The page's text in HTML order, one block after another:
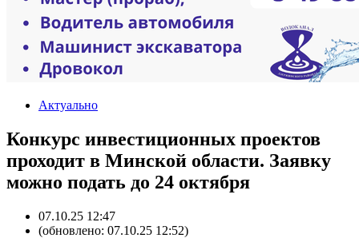
Актуально
Конкурс инвестиционных проектов
проходит в Минской области. Заявку
можно подать до 24 октября
07.10.25 12:47
(обновлено: 07.10.25 12:52)